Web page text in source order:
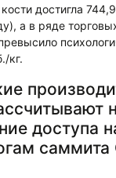
достигла
а в ряде
кг.
доступа